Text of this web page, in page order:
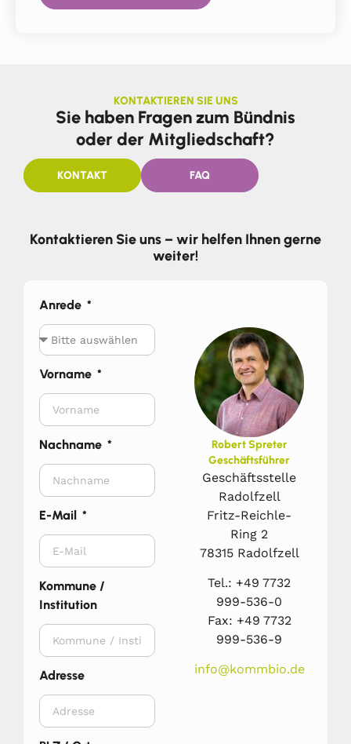
KONTAKTIEREN SIE UNS
Sie haben Fragen zum Bündnis
oder der Mitgliedschaft?
KONTAKT FAQ
Kontaktieren Sie uns – wir helfen Ihnen gerne
weiter!
Anrede
Vorname
Nachname
E-Mail
Kommune /
Institution
Adresse
Robert Spreter
Geschäftsführer
Geschäftsstelle
Radolfzell
Fritz-Reichle-
Ring 2
78315 Radolfzell
Tel.: +49 7732
999-536-0
Fax: +49 7732
999-536-9
info@kommbio.de